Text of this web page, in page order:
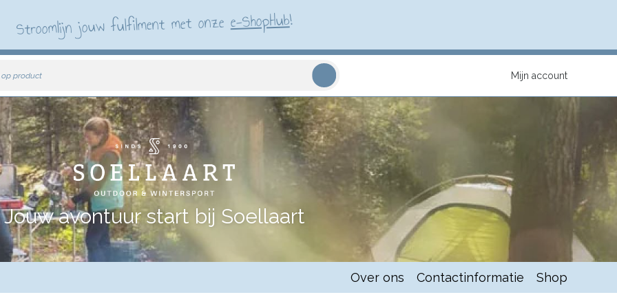
Stroomlijn jouw fulfilment met onzee-ShopHub!
op product Mijn account
Jouw avontuur start bij Soellaart
Over ons Contactinformatie Shop